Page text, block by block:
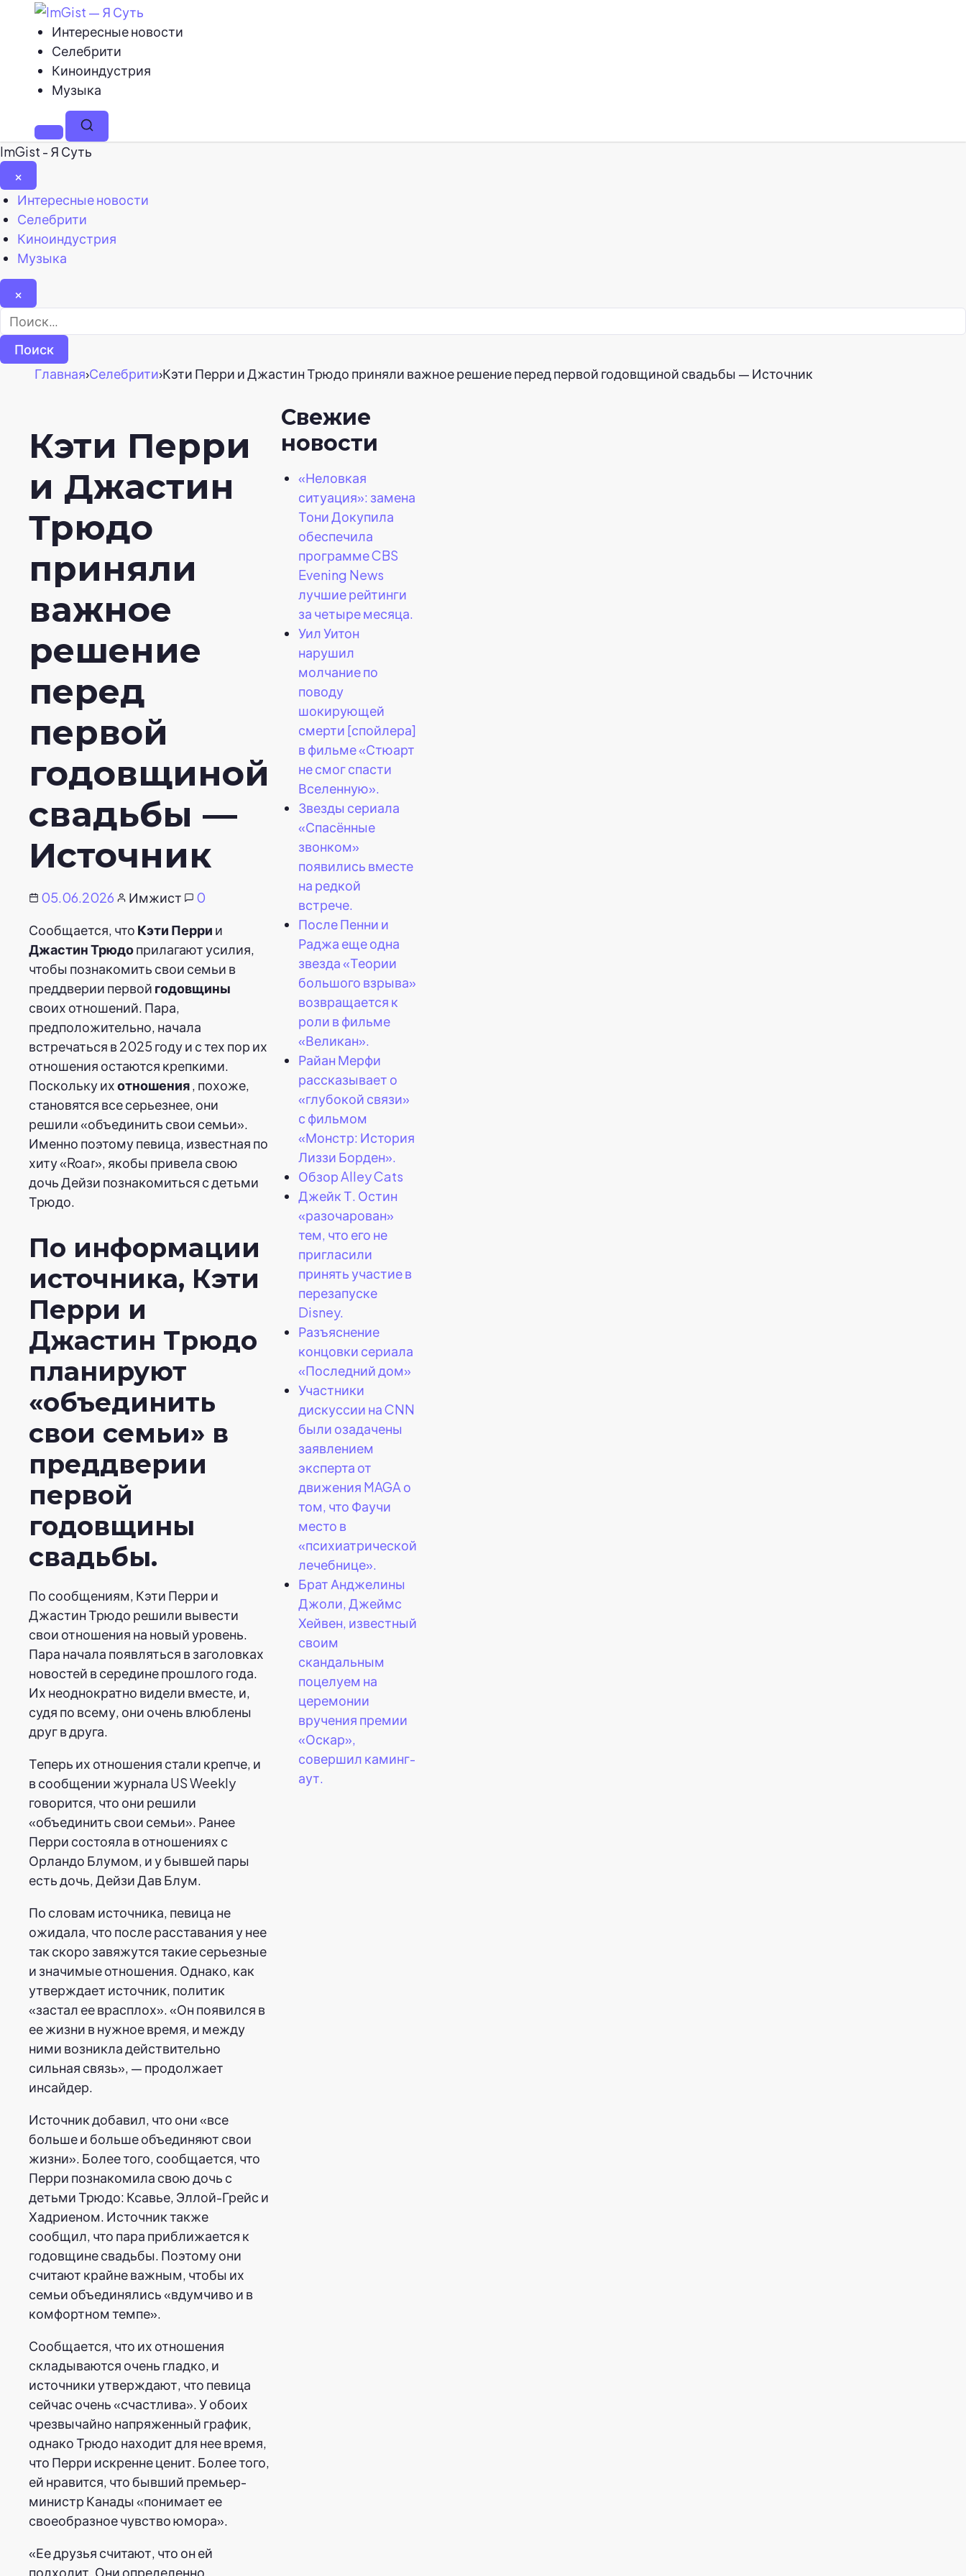
Интересные новости
Селебрити
Киноиндустрия
Музыка
МенюПоиск
ImGist - Я Суть
×
Закрыть
меню
Интересные новости
Селебрити
Киноиндустрия
Музыка
×
Найти:
Главная›Селебрити›Кэти Перри и Джастин Трюдо приняли важное решение перед первой годовщиной свадьбы — Источник
Кэти Перри
и Джастин
Трюдо
приняли
важное
решение
перед
первой
годовщиной
свадьбы —
Источник
05.06.2026 Имжист
0
Сообщается, что Кэти Перри и
Джастин Трюдоприлагают усилия,
чтобы познакомить свои семьи в
преддверии первой годовщины
своих отношений. Пара,
предположительно, начала
встречаться в 2025 году и с тех пор их
отношения остаются крепкими.
Поскольку ихотношения, похоже,
становятся все серьезнее, они
решили «объединить свои семьи».
Именно поэтому певица, известная по
хиту «Roar», якобы привела свою
дочь Дейзи познакомиться с детьми
Трюдо.
По информации
источника, Кэти
Перри и
Джастин Трюдо
планируют
«объединить
свои семьи» в
преддверии
первой
годовщины
свадьбы.
По сообщениям, Кэти Перри и
Джастин Трюдо решили вывести
свои отношения на новый уровень.
Пара начала появляться в заголовках
новостей в середине прошлого года.
Их неоднократно видели вместе, и,
судя по всему, они очень влюблены
друг в друга.
Теперь их отношения стали крепче, и
в сообщении журнала US Weekly
говорится, что они решили
«объединить свои семьи». Ранее
Перри состояла в отношениях с
Орландо Блумом, и у бывшей пары
есть дочь, Дейзи Дав Блум.
По словам источника, певица не
ожидала, что после расставания у нее
так скоро завяжутся такие серьезные
и значимые отношения. Однако, как
утверждает источник, политик
«застал ее врасплох». «Он появился в
ее жизни в нужное время, и между
ними возникла действительно
сильная связь», — продолжает
инсайдер.
Источник добавил, что они «все
больше и больше объединяют свои
жизни». Более того, сообщается, что
Перри познакомила свою дочь с
детьми Трюдо: Ксавье, Эллой-Грейс и
Хадриеном. Источник также
сообщил, что пара приближается к
годовщине свадьбы. Поэтому они
считают крайне важным, чтобы их
семьи объединялись «вдумчиво и в
комфортном темпе».
Сообщается, что их отношения
складываются очень гладко, и
источники утверждают, что певица
сейчас очень «счастлива». У обоих
чрезвычайно напряженный график,
однако Трюдо находит для нее время,
что Перри искренне ценит. Более того,
ей нравится, что бывший премьер-
министр Канады «понимает ее
своеобразное чувство юмора».
«Ее друзья считают, что он ей
подходит. Они определенно
Свежие
новости
«Неловкая
ситуация»: замена
Тони Докупила
обеспечила
программе CBS
Evening News
лучшие рейтинги
за четыре месяца.
Уил Уитон
нарушил
молчание по
поводу
шокирующей
смерти [спойлера]
в фильме «Стюарт
не смог спасти
Вселенную».
Звезды сериала
«Спасённые
звонком»
появились вместе
на редкой
встрече.
После Пенни и
Раджа еще одна
звезда «Теории
большого взрыва»
возвращается к
роли в фильме
«Великан».
Райан Мерфи
рассказывает о
«глубокой связи»
с фильмом
«Монстр: История
Лиззи Борден».
Обзор Alley Cats
Джейк Т. Остин
«разочарован»
тем, что его не
пригласили
принять участие в
перезапуске
Disney.
Разъяснение
концовки сериала
«Последний дом»
Участники
дискуссии на CNN
были озадачены
заявлением
эксперта от
движения MAGA о
том, что Фаучи
место в
«психиатрической
лечебнице».
Брат Анджелины
Джоли, Джеймс
Хейвен, известный
своим
скандальным
поцелуем на
церемонии
вручения премии
«Оскар»,
совершил каминг-
аут.